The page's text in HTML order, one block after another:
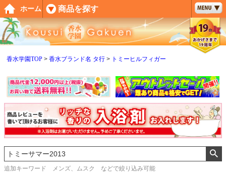
香水学園TOP 香水ブランド名 タ行 トミーヒルフィガー
追加キーワード メンズ、ムスク などで絞り込み可能
ペー
ジト
ップ
へ
ホーム 商品を探す